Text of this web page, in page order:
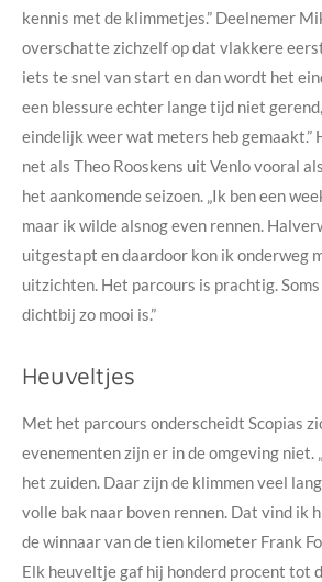
kennis met de klimmetjes.” Deelnemer
overschatte zichzelf op dat vlakkere
iets te snel van start en dan wordt het
een blessure echter lange tijd niet
eindelijk weer wat meters heb
net als Theo Rooskens uit Venlo vooral
het aankomende seizoen. „Ik ben een
maar ik wilde alsnog even rennen.
uitgestapt en daardoor kon ik onderweg
uitzichten. Het parcours is prachtig.
dichtbij zo mooi is.”
Heuveltjes
Met het parcours onderscheidt Scopias
evenementen zijn er in de omgeving niet.
het zuiden. Daar zijn de klimmen veel
volle bak naar boven rennen. Dat vind ik
de winnaar van de tien kilometer Frank
Elk heuveltje gaf hij honderd procent tot